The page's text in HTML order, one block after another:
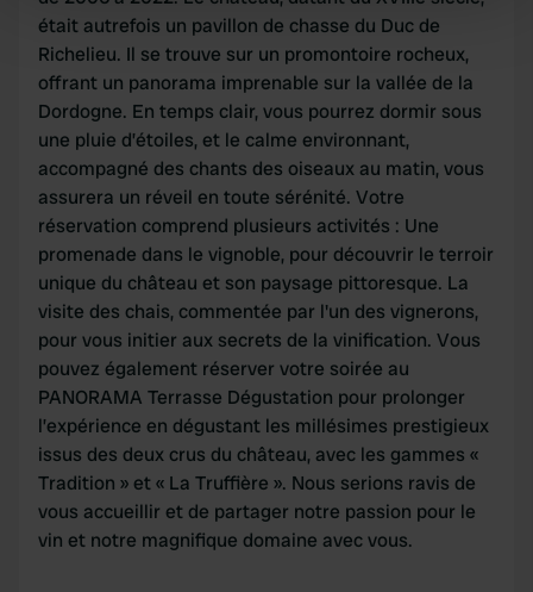
Find out more about how your personal data is processed
and set your preferences in thedetails section.
We use cookies to personalise content and ads, to
provide social media features and to analyse our traffic.
We also share information about your use of our site with
our social media, advertising and analytics partners who
may combine it with other information that you’ve
provided to them or that they’ve collected from your use
of their services.
était autrefois un pavillon de chasse du Duc de
Richelieu. Il se trouve sur un promontoire rocheux,
offrant un panorama imprenable sur la vallée de la
Dordogne. En temps clair, vous pourrez dormir sous
une pluie d’étoiles, et le calme environnant,
accompagné des chants des oiseaux au matin, vous
assurera un réveil en toute sérénité. Votre
réservation comprend plusieurs activités : Une
promenade dans le vignoble, pour découvrir le terroir
unique du château et son paysage pittoresque. La
visite des chais, commentée par l'un des vignerons,
pour vous initier aux secrets de la vinification. Vous
pouvez également réserver votre soirée au
PANORAMA Terrasse Dégustation pour prolonger
l’expérience en dégustant les millésimes prestigieux
issus des deux crus du château, avec les gammes «
Tradition » et « La Truffière ». Nous serions ravis de
vous accueillir et de partager notre passion pour le
vin et notre magnifique domaine avec vous.